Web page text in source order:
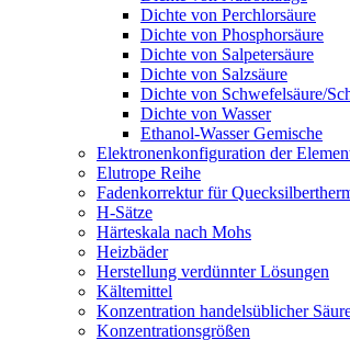
Dichte von Perchlorsäure
Dichte von Phosphorsäure
Dichte von Salpetersäure
Dichte von Salzsäure
Dichte von Schwefelsäure/
Dichte von Wasser
Ethanol-Wasser Gemische
Elektronenkonfiguration der
Elutrope Reihe
Fadenkorrektur für
H-Sätze
Härteskala nach Mohs
Heizbäder
Herstellung verdünnter Lösungen
Kältemittel
Konzentration handelsüblicher
Konzentrationsgrößen